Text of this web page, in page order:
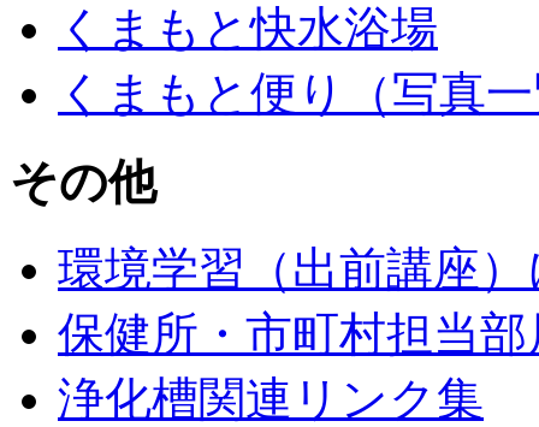
くまもと快水浴場
くまもと便り（写真
その他
環境学習（出前講座
保健所・市町村担当部
浄化槽関連リンク集